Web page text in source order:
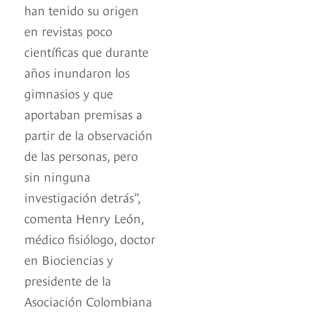
han tenido su origen
en revistas poco
científicas que durante
años inundaron los
gimnasios y que
aportaban premisas a
partir de la observación
de las personas, pero
sin ninguna
investigación detrás”,
comenta Henry León,
médico fisiólogo, doctor
en Biociencias y
presidente de la
Asociación Colombiana